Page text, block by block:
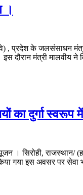
।
, प्रदेश के जलसंसाधन
मंत्री मालवीय
का दुर्गा
पूजन । सिरोही,
इस अवसर पर सेवा